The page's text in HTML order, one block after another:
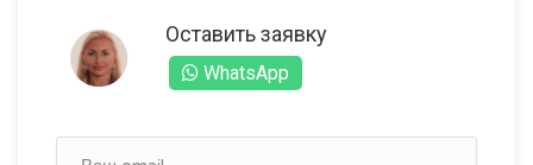
Оставить заявку
WhatsApp